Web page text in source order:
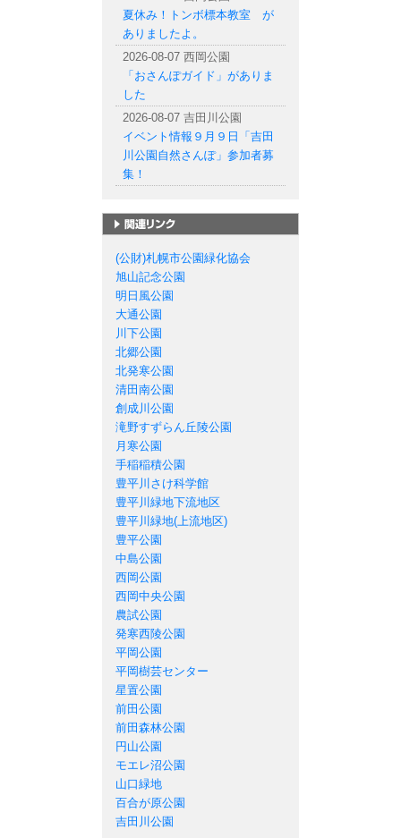
夏休み！トンボ標本教室 が
ありましたよ。
2026-08-07 西岡公園
「おさんぽガイド」がありま
した
2026-08-07 吉田川公園
イベント情報９月９日「吉田
川公園自然さんぽ」参加者募
集！
(公財)札幌市公園緑化協会
旭山記念公園
明日風公園
大通公園
川下公園
北郷公園
北発寒公園
清田南公園
創成川公園
滝野すずらん丘陵公園
月寒公園
手稲稲積公園
豊平川さけ科学館
豊平川緑地下流地区
豊平川緑地(上流地区)
豊平公園
中島公園
西岡公園
西岡中央公園
農試公園
発寒西陵公園
平岡公園
平岡樹芸センター
星置公園
前田公園
前田森林公園
円山公園
モエレ沼公園
山口緑地
百合が原公園
吉田川公園